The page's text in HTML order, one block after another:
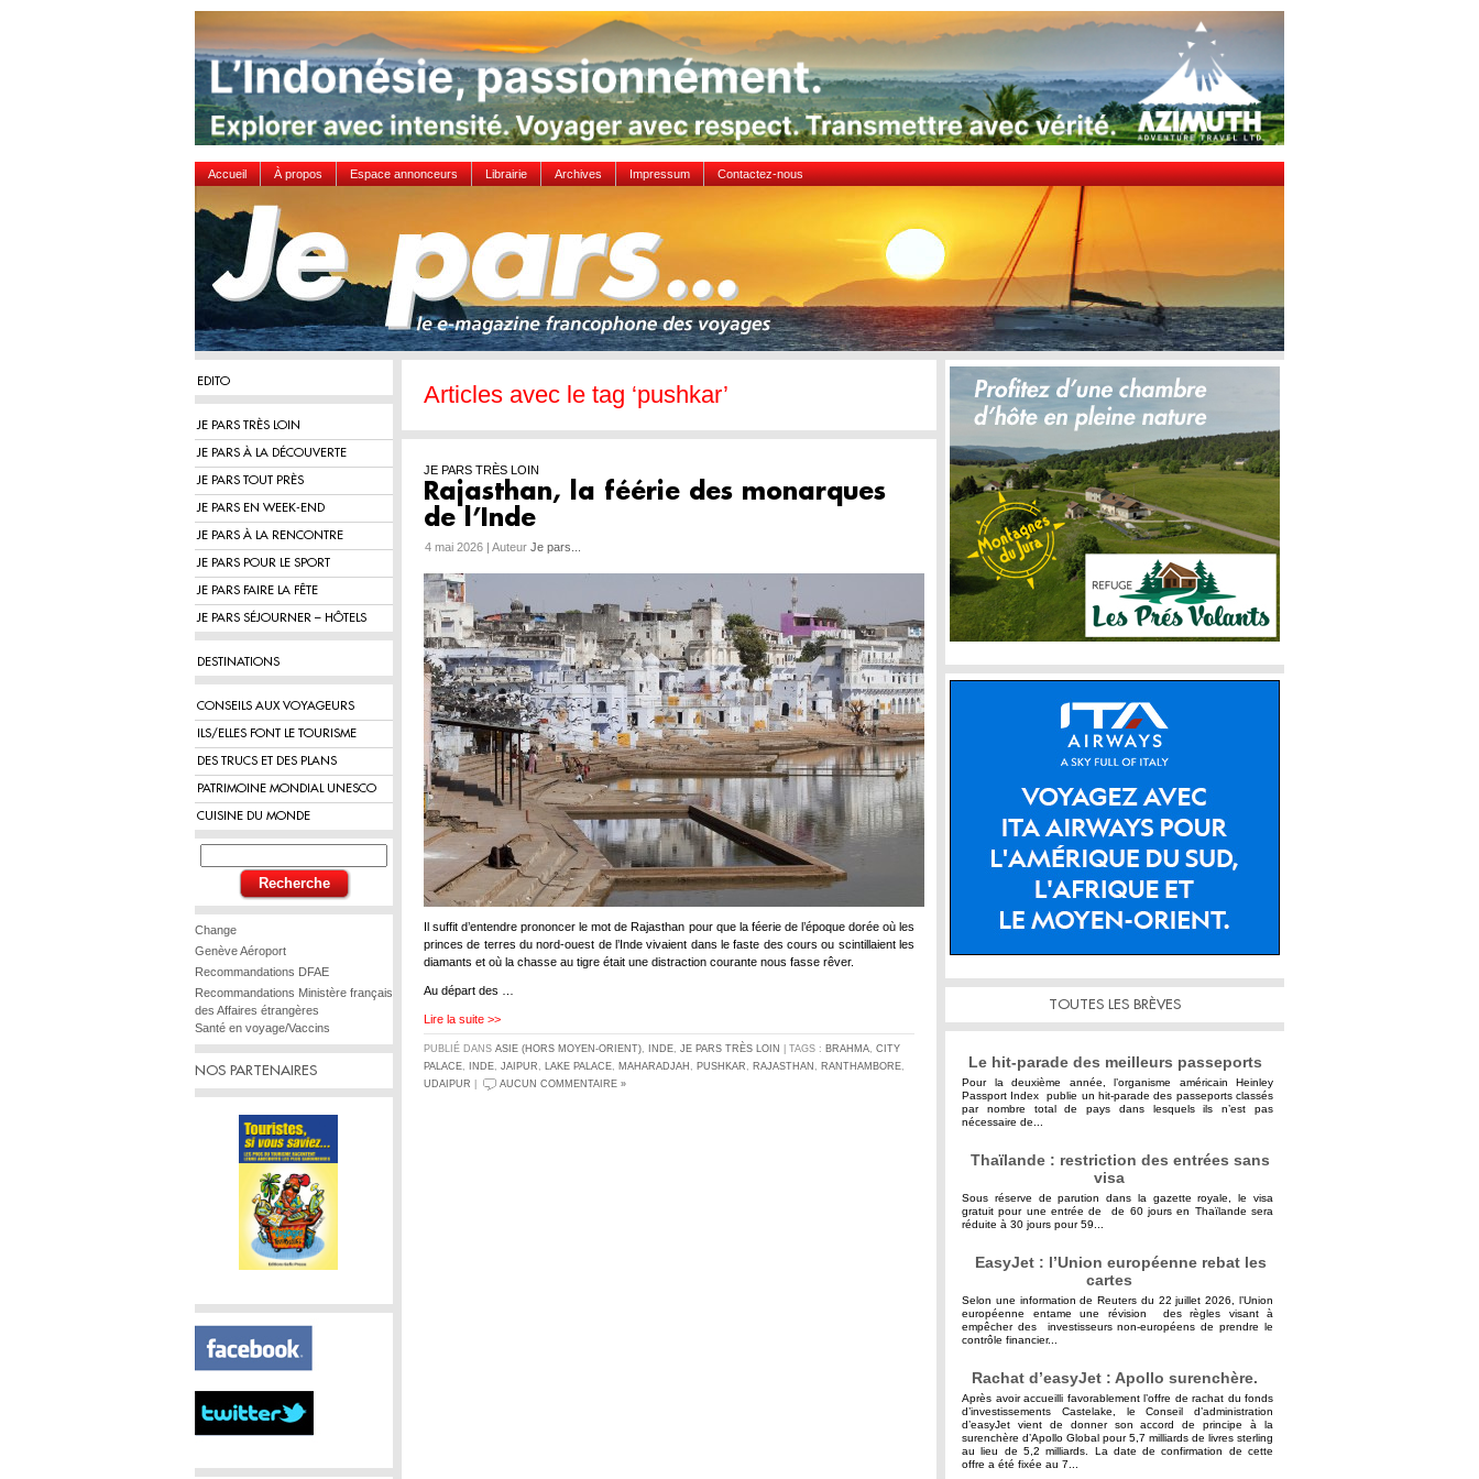
Accueil À propos Espace annonceurs Librairie Archives Impressum Contactez-nous
EDITO
JE PARS TRÈS LOIN
JE PARS À LA DÉCOUVERTE
JE PARS TOUT PRÈS
JE PARS EN WEEK-END
JE PARS À LA RENCONTRE
JE PARS POUR LE SPORT
JE PARS FAIRE LA FÊTE
JE PARS SÉJOURNER – HÔTELS
DESTINATIONS
CONSEILS AUX VOYAGEURS
ILS/ELLES FONT LE TOURISME
DES TRUCS ET DES PLANS
PATRIMOINE MONDIAL UNESCO
CUISINE DU MONDE
Change
Genève Aéroport
Recommandations DFAE
Recommandations Ministère français
des Affaires étrangères
Santé en voyage/Vaccins
NOS PARTENAIRES
Articles avec le tag ‘pushkar’
JE PARS TRÈS LOIN
Rajasthan, la féérie des monarques
de l’Inde
4 mai 2026 | Auteur Je pars...
Il suffit d’entendre prononcer le mot de Rajasthan pour que la féerie de l’époque dorée où les
princes de terres du nord-ouest de l’Inde vivaient dans le faste des cours ou scintillaient les
diamants et où la chasse au tigre était une distraction courante nous fasse rêver.
Au départ des …
Lire la suite >>
PUBLIÉ DANS ASIE (HORS MOYEN-ORIENT), INDE, JE PARS TRÈS LOIN | TAGS : BRAHMA, CITY
PALACE, INDE, JAIPUR , LAKE PALACE, MAHARADJAH , PUSHKAR , RAJASTHAN , RANTHAMBORE,
UDAIPUR
AUCUN COMMENTAIRE »
TOUTES LES BRÈVES
Le hit-parade des meilleurs passeports
Pour la deuxième année, l’organisme américain Heinley
Passport Index publie un hit-parade des passeports classés
par nombre total de pays dans lesquels ils n’est pas
nécessaire de...
Thaïlande : restriction des entrées sans
visa
Sous réserve de parution dans la gazette royale, le visa
gratuit pour une entrée de de 60 jours en Thaïlande sera
réduite à 30 jours pour 59...
EasyJet : l’Union européenne rebat les
cartes
Selon une information de Reuters du 22 juillet 2026, l’Union
européenne entame une révision des règles visant à
empêcher des investisseurs non-européens de prendre le
contrôle financier...
Rachat d’easyJet : Apollo surenchère.
Après avoir accueilli favorablement l’offre de rachat du fonds
d’investissements Castelake, le Conseil d’administration
d’easyJet vient de donner son accord de principe à la
surenchère d’Apollo Global pour 5,7 milliards de livres sterling
au lieu de 5,2 milliards. La date de confirmation de cette
offre a été fixée au 7...